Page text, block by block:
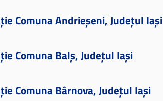
Comuna Andrieșeni, Județul Iași
Comuna Balș, Județul Iași
Comuna Bârnova, Județul Iași